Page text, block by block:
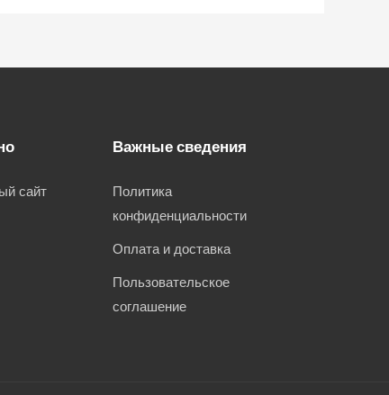
сайт
Важные сведения
Политика
конфиденциальности
Оплата и доставка
Пользовательское
соглашение